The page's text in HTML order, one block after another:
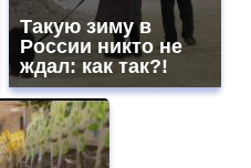
Такую зиму в
России никто не
ждал: как так?!